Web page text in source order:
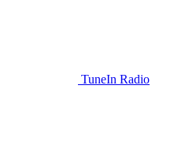
TuneIn Radio